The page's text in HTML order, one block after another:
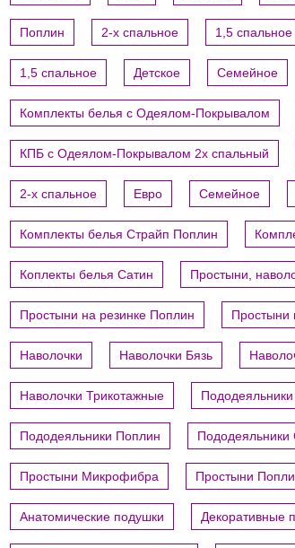
Поплин 2-х спальное 1,5 спальное
1,5 спальное Детское Семейное
Комплекты белья с Одеялом-Покрывалом
КПБ с Одеялом-Покрывалом 2х спальный
2-х спальное Евро Семейное
Комплекты белья Страйп Поплин
Коплекты белья Сатин Простыни,
Простыни на резинке Поплин Простыни
Наволочки Наволочки Бязь
Наволочки Трикотажные Пододеяльники
Пододеяльники Поплин Пододеяльники
Простыни Микрофибра Простыни
Анатомические подушки Декоративные